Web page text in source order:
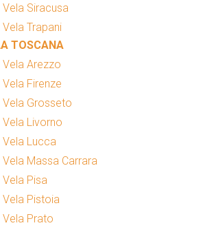
Siracusa
Trapani
TOSCANA
Vela Arezzo
Firenze
Vela Grosseto
Vela Livorno
Vela Lucca
Vela Massa Carrara
Pisa
Vela Pistoia
Vela Prato